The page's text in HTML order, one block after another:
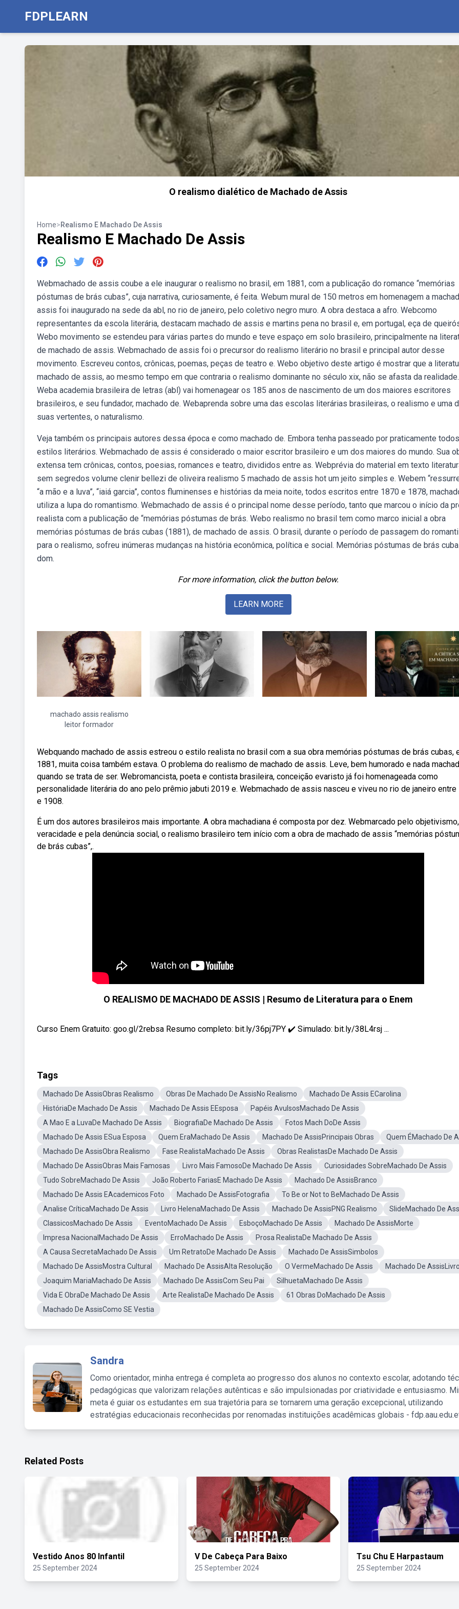
FDPLEARN
O realismo dialético de Machado de Assis
Home>Realismo E Machado De Assis
Realismo E Machado De Assis
Webmachado de assis coube a ele inaugurar o realismo no brasil, em 1881, com a publicação do romance “memórias
póstumas de brás cubas”, cuja narrativa, curiosamente, é feita. Webum mural de 150 metros em homenagem a
assis foi inaugurado na sede da abl, no rio de janeiro, pelo coletivo negro muro. A obra destaca a afro. Webcomo
representantes da escola literária, destacam machado de assis e martins pena no brasil e, em portugal, eça de
Webo movimento se estendeu para várias partes do mundo e teve espaço em solo brasileiro, principalmente na
de machado de assis. Webmachado de assis foi o precursor do realismo literário no brasil e principal autor desse
movimento. Escreveu contos, crônicas, poemas, peças de teatro e. Webo objetivo deste artigo é mostrar que a
machado de assis, ao mesmo tempo em que contraria o realismo dominante no século xix, não se afasta da realidade.
Weba academia brasileira de letras (abl) vai homenagear os 185 anos de nascimento de um dos maiores escritores
brasileiros, e seu fundador, machado de. Webaprenda sobre uma das escolas literárias brasileiras, o realismo e uma
suas vertentes, o naturalismo.
Veja também os principais autores dessa época e como machado de. Embora tenha passeado por praticamente
estilos literários. Webmachado de assis é considerado o maior escritor brasileiro e um dos maiores do mundo. Sua
extensa tem crônicas, contos, poesias, romances e teatro, divididos entre as. Webprévia do material em texto
sem segredos volume clenir bellezi de oliveira realismo 5 machado de assis hot um jeito simples e. Webem
“a mão e a luva”, “iaiá garcia”, contos fluminenses e histórias da meia noite, todos escritos entre 1870 e 1878,
utiliza a lupa do romantismo. Webmachado de assis é o principal nome desse período, tanto que marcou o início da
realista com a publicação de “memórias póstumas de brás. Webo realismo no brasil tem como marco inicial a obra
memórias póstumas de brás cubas (1881), de machado de assis. O brasil, durante o período de passagem do
para o realismo, sofreu inúmeras mudanças na história econômica, política e social. Memórias póstumas de brás
dom.
For more information, click the button below.
LEARN MORE
machado assis realismo
leitor formador
Webquando machado de assis estreou o estilo realista no brasil com a sua obra memórias póstumas de brás cubas,
1881, muita coisa também estava. O problema do realismo de machado de assis. Leve, bem humorado e nada
quando se trata de ser. Webromancista, poeta e contista brasileira, conceição evaristo já foi homenageada como
personalidade literária do ano pelo prêmio jabuti 2019 e. Webmachado de assis nasceu e viveu no rio de janeiro entre
e 1908.
É um dos autores brasileiros mais importante. A obra machadiana é composta por dez. Webmarcado pelo
veracidade e pela denúncia social, o realismo brasileiro tem início com a obra de machado de assis “memórias
de brás cubas”,.
O REALISMO DE MACHADO DE ASSIS | Resumo de Literatura para o Enem
Curso Enem Gratuito: goo.gl/2rebsa Resumo completo: bit.ly/36pj7PY ✔️ Simulado: bit.ly/38L4rsj ...
Tags
Machado De AssisObras Realismo Obras De Machado De AssisNo Realismo
Machado De Assis ECarolina
HistóriaDe Machado De Assis
Machado De Assis EEsposa
Papéis AvulsosMachado De Assis
A Mao E a LuvaDe Machado De Assis
BiografiaDe Machado De Assis
Fotos Mach DoDe Assis
Machado De Assis ESua Esposa
Quem EraMachado De Assis Machado De AssisPrincipais Obras
Quem ÉMachado De
Machado De AssisObra Realismo
Fase RealistaMachado De Assis
Obras RealistasDe Machado De Assis
Machado De AssisObras Mais Famosas
Livro Mais FamosoDe Machado De Assis
Curiosidades SobreMachado De Assis
Tudo SobreMachado De Assis
João Roberto FariasE Machado De Assis
Machado De AssisBranco
Machado De Assis EAcademicos Foto
Machado De AssisFotografia
To Be or Not to BeMachado De Assis
Analise CríticaMachado De Assis
Livro HelenaMachado De Assis Machado De AssisPNG Realismo
SlideMachado De
ClassicosMachado De Assis
EventoMachado De Assis EsboçoMachado De Assis
Machado De AssisMorte
Impresa NacionalMachado De Assis
ErroMachado De Assis
Prosa RealistaDe Machado De Assis
A Causa SecretaMachado De Assis
Um RetratoDe Machado De Assis
Machado De AssisSimbolos
Machado De AssisMostra Cultural
Machado De AssisAlta Resolução O VermeMachado De Assis
Machado De
Joaquim MariaMachado De Assis
Machado De AssisCom Seu Pai
SilhuetaMachado De Assis
Vida E ObraDe Machado De Assis
Arte RealistaDe Machado De Assis
61 Obras DoMachado De Assis
Machado De AssisComo SE Vestia
Sandra
Como orientador, minha entrega é completa ao progresso dos alunos no contexto escolar, adotando
pedagógicas que valorizam relações autênticas e são impulsionadas por criatividade e entusiasmo.
meta é guiar os estudantes em sua trajetória para se tornarem uma geração excepcional, utilizando
estratégias educacionais reconhecidas por renomadas instituições acadêmicas globais -
Related Posts
Vestido Anos 80 Infantil
25 September 2024
V De Cabeça Para Baixo
25 September 2024
Tsu Chu E Harpastaum
25 September 2024